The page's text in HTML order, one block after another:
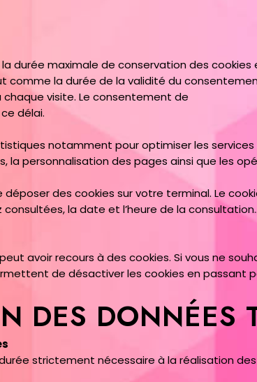
durée maximale de conservation des cookies
la durée de la validité du
chaque visite. Le consentement de
délai.
notamment pour optimiser les
la personnalisation des pages ainsi que les
des cookies sur votre terminal. Le
la date et l’heure de la
avoir recours à des cookies. Si vous ne
de désactiver les cookies en passant
DES DONNÉES
strictement nécessaire à la réalisation